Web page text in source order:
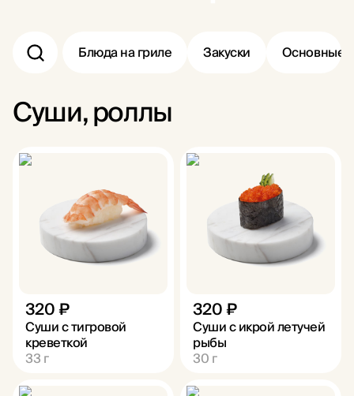
Блюда на гриле Закуски Основные
Суши, роллы
320 ₽
Суши с тигровой
креветкой
33г
320 ₽
Cуши с икрой летучей
рыбы
30г